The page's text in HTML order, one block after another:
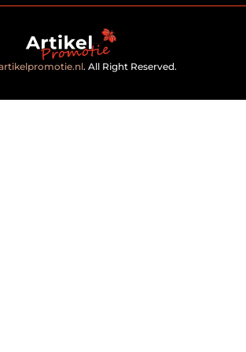
. All Right Reserved.